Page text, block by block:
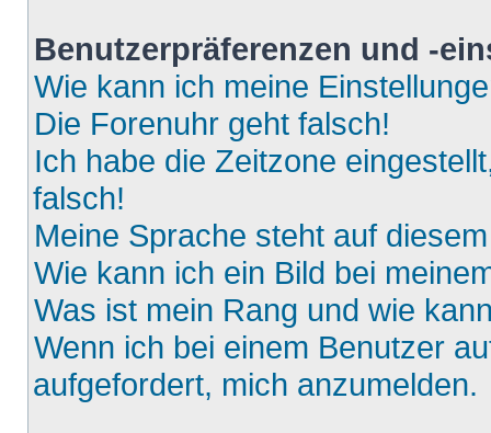
Benutzerpräferenzen und -
Wie kann ich meine
Die Forenuhr geht falsch!
Ich habe die Zeitzone
falsch!
Meine Sprache steht auf
Wie kann ich ein Bild bei
Was ist mein Rang und wie
Wenn ich bei einem Benutzer
aufgefordert, mich anzumelden.